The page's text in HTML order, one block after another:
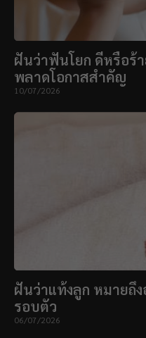
ฝันว่าฟันโยก ดีหรือร้
พลาดโอกาสสำคัญ
10/07/2026
ฝันว่าแท้งลูก หมายถึง
รอบตัว
06/07/2026